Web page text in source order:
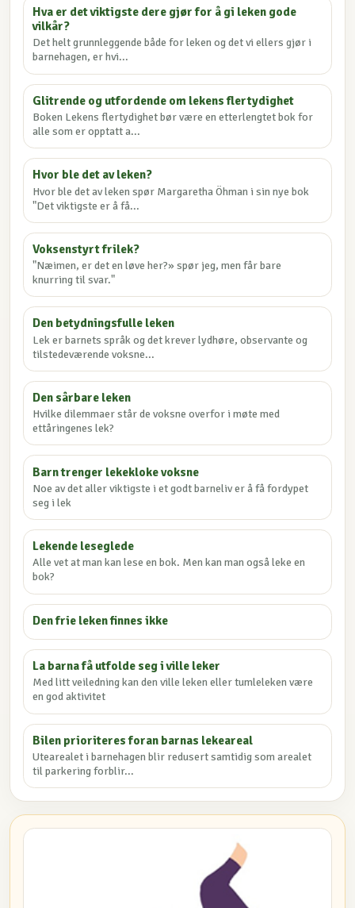
Hva er det viktigste dere gjør for å gi leken gode
vilkår?
Det helt grunnleggende både for leken og det vi ellers gjør i
barnehagen, er hvi...
Glitrende og utfordende om lekens flertydighet
Boken Lekens flertydighet bør være en etterlengtet bok for
alle som er opptatt a...
Hvor ble det av leken?
Hvor ble det av leken spør Margaretha Öhman i sin nye bok
"Det viktigste er å få...
Voksenstyrt frilek?
"Næimen, er det en løve her?» spør jeg, men får bare
knurring til svar."
Den betydningsfulle leken
Lek er barnets språk og det krever lydhøre, observante og
tilstedeværende voksne...
Den sårbare leken
Hvilke dilemmaer står de voksne overfor i møte med
ettåringenes lek?
Barn trenger lekekloke voksne
Noe av det aller viktigste i et godt barneliv er å få fordypet
seg i lek
Lekende leseglede
Alle vet at man kan lese en bok. Men kan man også leke en
bok?
Den frie leken finnes ikke
La barna få utfolde seg i ville leker
Med litt veiledning kan den ville leken eller tumleleken være
en god aktivitet
Bilen prioriteres foran barnas lekeareal
Utearealet i barnehagen blir redusert samtidig som arealet
til parkering forblir...